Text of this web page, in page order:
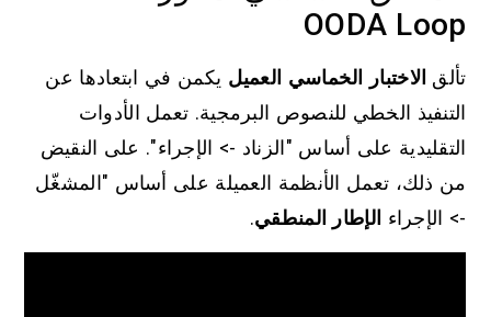
OODA Loop
تألق الاختبار الخماسي العميل يكمن في ابتعادها عن
التنفيذ الخطي للنصوص البرمجية. تعمل الأدوات
التقليدية على أساس "الزناد -> الإجراء". على النقيض
من ذلك، تعمل الأنظمة العميلة على أساس "المشغّل
-> الإجراء الإطار المنطقي.